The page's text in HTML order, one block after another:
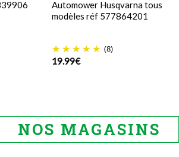
Automower Husqvarna tous
modèles réf 577864201
(8)
19.99€
NOS MAGASINS